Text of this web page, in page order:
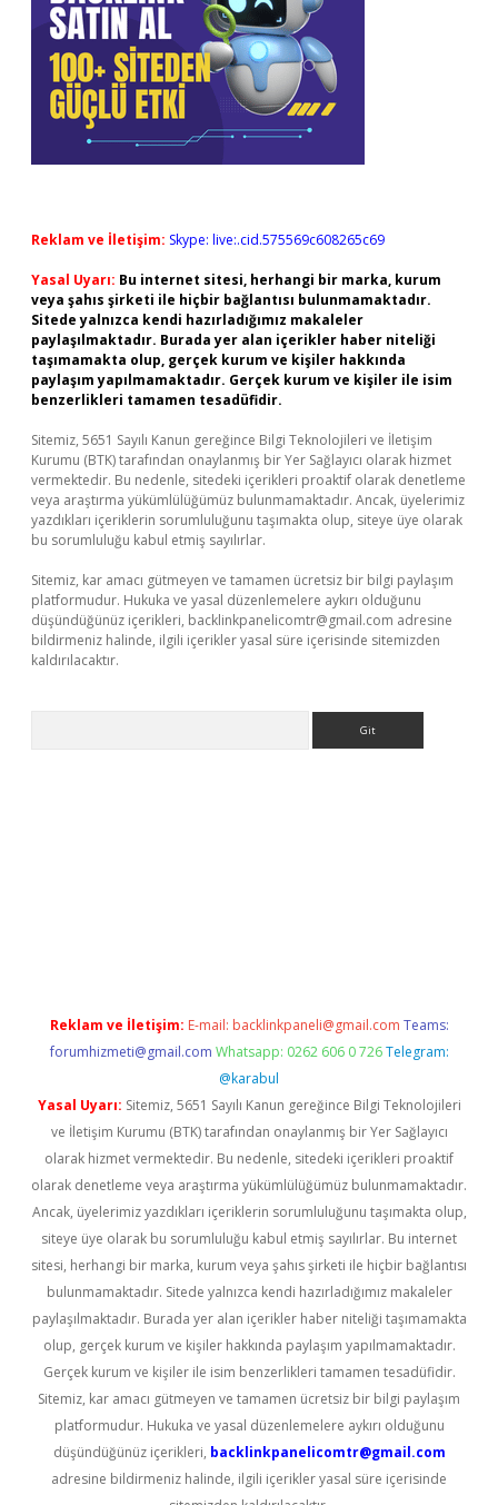
Reklam ve İletişim: Skype: live:.cid.575569c608265c69
Yasal Uyarı: Bu internet sitesi, herhangi bir marka, kurum
veya şahıs şirketi ile hiçbir bağlantısı bulunmamaktadır.
Sitede yalnızca kendi hazırladığımız makaleler
paylaşılmaktadır. Burada yer alan içerikler haber niteliği
taşımamakta olup, gerçek kurum ve kişiler hakkında
paylaşım yapılmamaktadır. Gerçek kurum ve kişiler ile isim
benzerlikleri tamamen tesadüfidir.
Sitemiz, 5651 Sayılı Kanun gereğince Bilgi Teknolojileri ve İletişim
Kurumu (BTK) tarafından onaylanmış bir Yer Sağlayıcı olarak hizmet
vermektedir. Bu nedenle, sitedeki içerikleri proaktif olarak denetleme
veya araştırma yükümlülüğümüz bulunmamaktadır. Ancak, üyelerimiz
yazdıkları içeriklerin sorumluluğunu taşımakta olup, siteye üye olarak
bu sorumluluğu kabul etmiş sayılırlar.
Sitemiz, kar amacı gütmeyen ve tamamen ücretsiz bir bilgi paylaşım
platformudur. Hukuka ve yasal düzenlemelere aykırı olduğunu
düşündüğünüz içerikleri, backlinkpanelicomtr@gmail.com adresine
bildirmeniz halinde, ilgili içerikler yasal süre içerisinde sitemizden
kaldırılacaktır.
Reklam ve İletişim: E-mail: backlinkpaneli@gmail.com Teams:
forumhizmeti@gmail.com Whatsapp: 0262 606 0 726 Telegram:
@karabul
Yasal Uyarı: Sitemiz, 5651 Sayılı Kanun gereğince Bilgi Teknolojileri
ve İletişim Kurumu (BTK) tarafından onaylanmış bir Yer Sağlayıcı
olarak hizmet vermektedir. Bu nedenle, sitedeki içerikleri proaktif
olarak denetleme veya araştırma yükümlülüğümüz bulunmamaktadır.
Ancak, üyelerimiz yazdıkları içeriklerin sorumluluğunu taşımakta olup,
siteye üye olarak bu sorumluluğu kabul etmiş sayılırlar. Bu internet
sitesi, herhangi bir marka, kurum veya şahıs şirketi ile hiçbir bağlantısı
bulunmamaktadır. Sitede yalnızca kendi hazırladığımız makaleler
paylaşılmaktadır. Burada yer alan içerikler haber niteliği taşımamakta
olup, gerçek kurum ve kişiler hakkında paylaşım yapılmamaktadır.
Gerçek kurum ve kişiler ile isim benzerlikleri tamamen tesadüfidir.
Sitemiz, kar amacı gütmeyen ve tamamen ücretsiz bir bilgi paylaşım
platformudur. Hukuka ve yasal düzenlemelere aykırı olduğunu
düşündüğünüz içerikleri, backlinkpanelicomtr@gmail.com
adresine bildirmeniz halinde, ilgili içerikler yasal süre içerisinde